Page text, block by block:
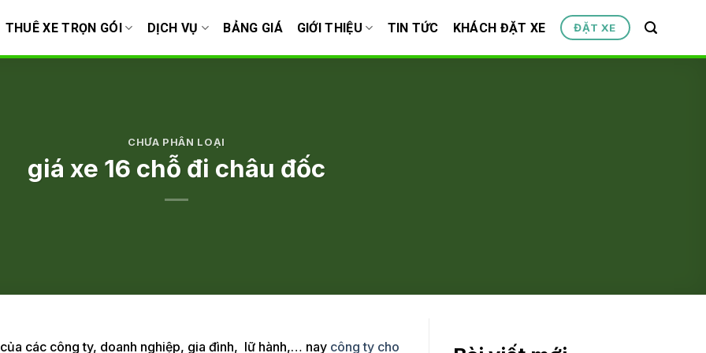
THUÊ XE TRỌN GÓI DỊCH VỤ BẢNG GIÁ GIỚI THIỆU TIN TỨC KHÁCH ĐẶT XE ĐẶT XE
CHƯA PHÂN LOẠI
giá xe 16 chỗ đi châu đốc
các công ty, doanh nghiệp, gia đình, lữ hành,… nay công ty cho